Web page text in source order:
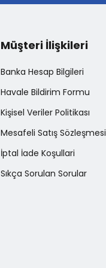
Müşteri İlişkileri
Banka Hesap Bilgileri
Havale Bildirim Formu
Kişisel Veriler Politikası
Mesafeli Satış Sözleşmesi
İptal İade Koşullari
Sıkça Sorulan Sorular